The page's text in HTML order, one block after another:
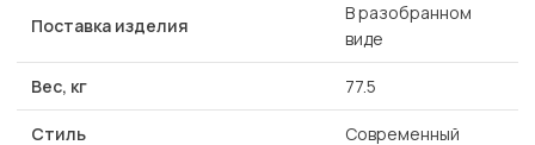
Поставка изделия
В разобранном
виде
Вес, кг 77.5
Стиль Современный